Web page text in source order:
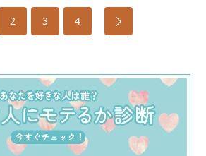
2 3 4